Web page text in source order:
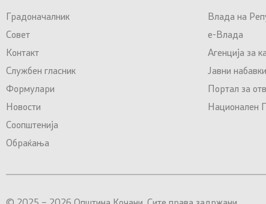
Градоначалник
Совет
Контакт
Службен гласник
Формулари
Новости
Соопштенија
Обраќања
Влада на
е-Влада
Агенција за
Јавни набавки
Портал за
Национален